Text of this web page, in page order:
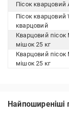
Пісок кварцовий
Пісок кварцовий
кварцовий
Кварцовий
мішок 25 кг
Кварцовий
мішок 25 кг
Найпоширеніші